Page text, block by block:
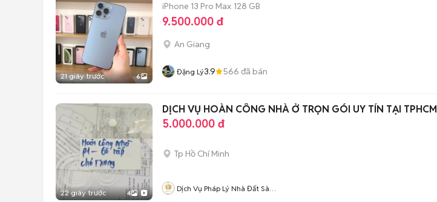
21 giây trước 6
iPhone 13 Pro Max 128 GB
9.500.000 đ
An Giang
Đặng Lý3.9 566 đã bán
22 giây trước 4
DỊCH VỤ HOÀN CÔNG NHÀ Ở TRỌN GÓI UY TÍN TẠI TPHCM
5.000.000 đ
Tp Hồ Chí Minh
Dịch Vụ Pháp Lý Nhà Đất Sài